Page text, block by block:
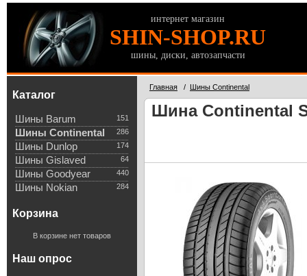
интернет магазин
SHIN-SHOP.RU
шины, диски, автозапчасти
Каталог
151
Шины Barum
286
Шины Continental
174
Шины Dunlop
64
Шины Gislaved
440
Шины Goodyear
284
Шины Nokian
Корзина
В корзине нет товаров
Наш опрос
Главная / Шины Continental
Шина Continental